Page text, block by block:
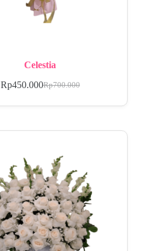
Celestia
Rp700.000
Rp450.000